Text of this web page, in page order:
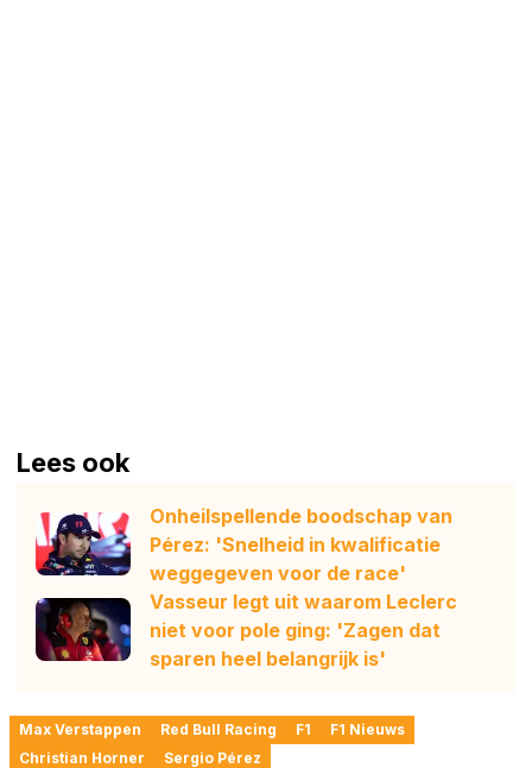
Lees ook
Onheilspellende boodschap van
Pérez: 'Snelheid in kwalificatie
weggegeven voor de race'
Vasseur legt uit waarom Leclerc
niet voor pole ging: 'Zagen dat
sparen heel belangrijk is'
Max Verstappen Red Bull Racing F1
F1 Nieuws
Christian Horner
Sergio Pérez